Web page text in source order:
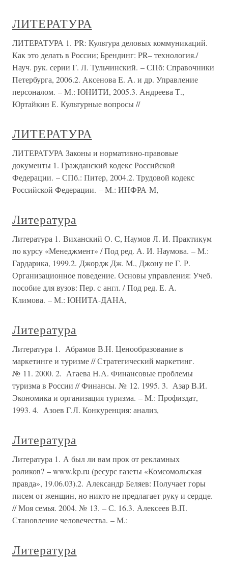
ЛИТЕРАТУРА
ЛИТЕРАТУРА 1. PR: Культура деловых коммуникаций.
Как это делать в России; Брендинг: PR– технология./
Науч. рук. серии Г. Л. Тульчинский. – СПб: Справочники
Петербурга, 2006.2. Аксенова Е. А. и др. Управление
персоналом. – М.: ЮНИТИ, 2005.3. Андреева Т.,
Юртайкин Е. Культурные вопросы //
ЛИТЕРАТУРА
ЛИТЕРАТУРА Законы и нормативно-правовые
документы 1. Гражданский кодекс Российской
Федерации. – СПб.: Питер, 2004.2. Трудовой кодекс
Российской Федерации. – М.: ИНФРА-М,
Литература
Литература 1. Виханский О. С, Наумов Л. И. Практикум
по курсу «Менеджмент» / Под ред. А. И. Наумова. – М.:
Гардарика, 1999.2. Джордж Дж. М., Джону не Г. Р.
Организационное поведение. Основы управления: Учеб.
пособие для вузов: Пер. с англ. / Под ред. Е. А.
Климова. – М.: ЮНИТА-ДАНА,
Литература
Литература 1. Абрамов В.Н. Ценообразование в
маркетинге и туризме // Стратегический маркетинг.
№ 11. 2000. 2. Агаева Н.А. Финансовые проблемы
туризма в России // Финансы. № 12. 1995. 3. Азар В.И.
Экономика и организация туризма. – М.: Профиздат,
1993. 4. Азоев Г.Л. Конкуренция: анализ,
Литература
Литература 1. А был ли вам прок от рекламных
роликов? – www.kp.ru (ресурс газеты «Комсомольская
правда», 19.06.03).2. Александр Беляев: Получает горы
писем от женщин, но никто не предлагает руку и сердце.
// Моя семья. 2004. № 13. – С. 16.3. Алексеев В.П.
Становление человечества. – М.:
Литература